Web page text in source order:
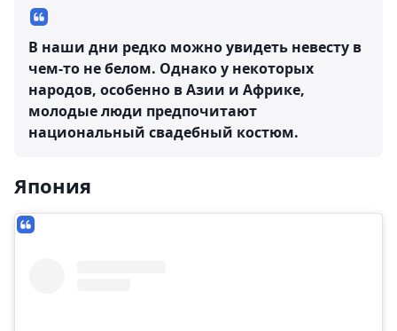
В наши дни редко можно увидеть невесту в
чем-то не белом. Однако у некоторых
народов, особенно в Азии и Африке,
молодые люди предпочитают
национальный свадебный костюм.
Япония